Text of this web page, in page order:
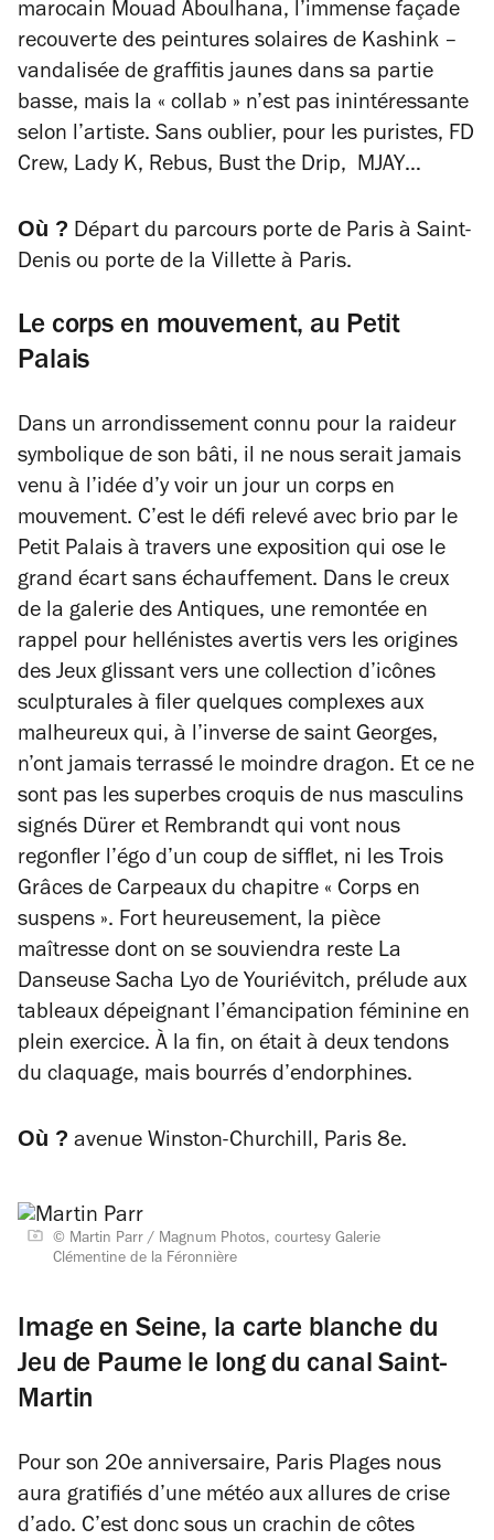
marocain Mouad Aboulhana, l’immense façade
recouverte des peintures solaires de Kashink –
vandalisée de graffitis jaunes dans sa partie
basse, mais la « collab » n’est pas inintéressante
selon l’artiste. Sans oublier, pour les puristes, FD
Crew, Lady K, Rebus, Bust the Drip, MJAY…
Où ? Départ du parcours porte de Paris à Saint-
Denis ou porte de la Villette à Paris.
Le corps en mouvement, au Petit
Palais
Dans un arrondissement connu pour la raideur
symbolique de son bâti, il ne nous serait jamais
venu à l’idée d’y voir un jour un corps en
mouvement. C’est le défi relevé avec brio par le
Petit Palais à travers une exposition qui ose le
grand écart sans échauffement. Dans le creux
de la galerie des Antiques, une remontée en
rappel pour hellénistes avertis vers les origines
des Jeux glissant vers une collection d’icônes
sculpturales à filer quelques complexes aux
malheureux qui, à l’inverse de saint Georges,
n’ont jamais terrassé le moindre dragon. Et ce ne
sont pas les superbes croquis de nus masculins
signés Dürer et Rembrandt qui vont nous
regonfler l’égo d’un coup de sifflet, ni les Trois
Grâces de Carpeaux du chapitre « Corps en
suspens ». Fort heureusement, la pièce
maîtresse dont on se souviendra reste La
Danseuse Sacha Lyo de Youriévitch, prélude aux
tableaux dépeignant l’émancipation féminine en
plein exercice. À la fin, on était à deux tendons
du claquage, mais bourrés d’endorphines.
Où ? avenue Winston-Churchill, Paris 8e.
© Martin Parr / Magnum Photos, courtesy Galerie
Clémentine de la Féronnière
Image en Seine, la carte blanche du
Jeu de Paume le long du canal Saint-
Martin
Pour son 20e anniversaire, Paris Plages nous
aura gratifiés d’une météo aux allures de crise
d’ado. C’est donc sous un crachin de côtes